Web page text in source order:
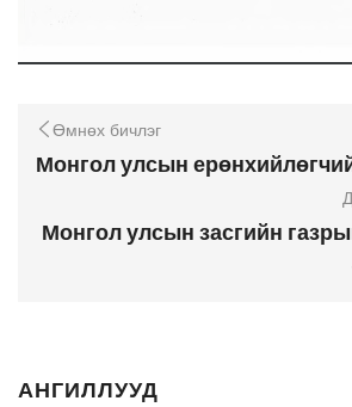
Өмнөх бичлэг
Монгол улсын
Монгол улсын засгийн
АНГИЛЛУУД